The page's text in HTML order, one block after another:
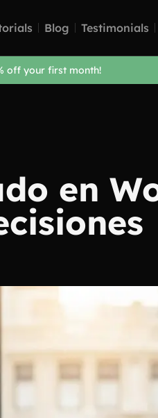
Blog Testimonials
off your first month!
en